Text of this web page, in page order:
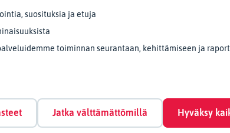
saattaisi kiinnostaa
suosituksia ja etuja
toiminnan seurantaan, kehittämiseen ja
Jatka välttämättömillä Hyväksy